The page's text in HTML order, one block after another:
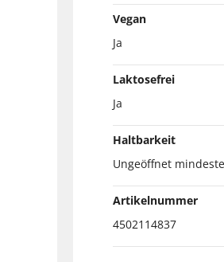
Vegan
Ja
Laktosefrei
Ja
Haltbarkeit
Ungeöffnet
Artikelnummer
4502114837